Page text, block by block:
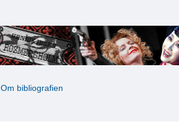
Om bibliografien